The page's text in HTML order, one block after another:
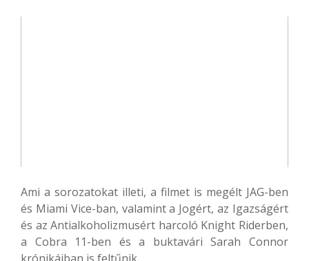
Ami a sorozatokat illeti, a filmet is megélt JAG-ben
és Miami Vice-ban, valamint a Jogért, az Igazságért
és az Antialkoholizmusért harcoló Knight Riderben,
a Cobra 11-ben és a buktavári Sarah Connor